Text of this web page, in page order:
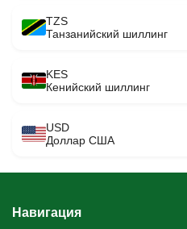
TZS
Танзанийский шиллинг
KES
Кенийский шиллинг
USD
Доллар США
Навигация